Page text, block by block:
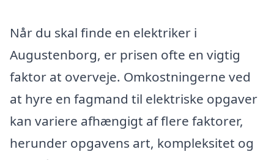
Når du skal finde en elektriker i
Augustenborg, er prisen ofte en vigtig
faktor at overveje. Omkostningerne ved
at hyre en fagmand til elektriske opgaver
kan variere afhængigt af flere faktorer,
herunder opgavens art, kompleksitet og